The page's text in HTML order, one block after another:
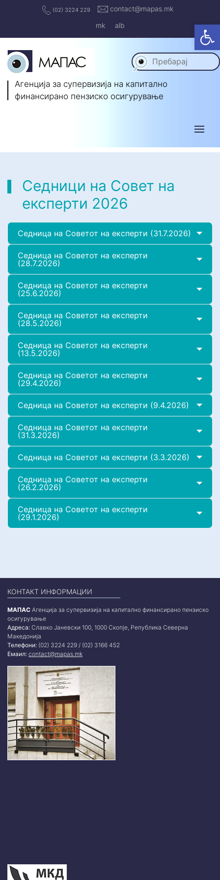
(02) 3224 229
contact@mapas.mk
mk
alb
Агенција за супервизија на капитално
финансирано пензиско осигурување
Седници на Совет на
експерти 2026
Седница на Советот на експерти (31.7.2026)
Седница на Советот на експерти
(28.7.2026)
Седница на Советот на експерти
(25.6.2026)
Седница на Советот на експерти
(28.5.2026)
Седница на Советот на експерти
(13.5.2026)
Седница на Советот на експерти
(29.4.2026)
Седница на Советот на експерти (9.4.2026)
Седница на Советот на експерти
(31.3.2026)
Седница на Советот на експерти (3.3.2026)
Седница на Советот на експерти
(26.2.2026)
Седница на Советот на експерти
(29.1.2026)
КОНТАКТ ИНФОРМАЦИИ
МАПАС Агенција за супервизија на капитално финансирано пензиско
осигурување
Адреса: Славко Јаневски 100, 1000 Скопје, Република Северна
Македонија
Телефони: (02) 3224 229 / (02) 3166 452
Емаил: contact@mapas.mk